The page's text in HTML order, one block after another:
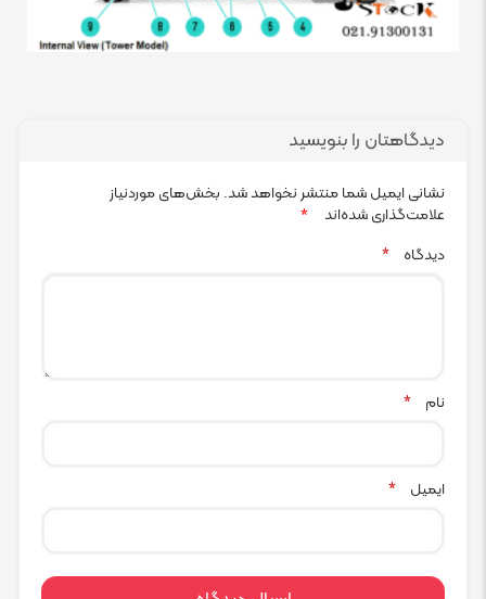
دیدگاهتان را بنویسید
نشانی ایمیل شما منتشر نخواهد شد. بخش‌های موردنیاز
علامت‌گذاری شده‌اند
*
دیدگاه
*
نام *
ایمیل *